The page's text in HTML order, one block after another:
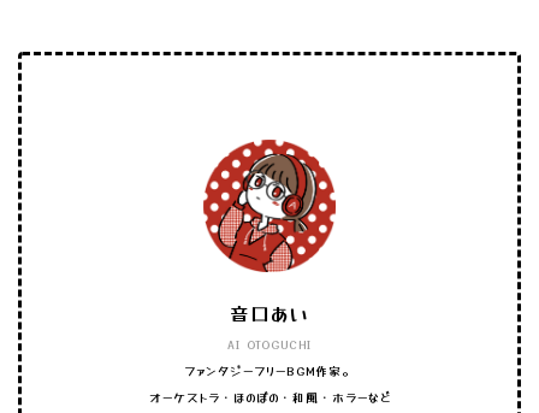
音口あい
AI OTOGUCHI
ファンタジーフリーBGM作家。
オーケストラ・ほのぼの・和風・ホラーなど